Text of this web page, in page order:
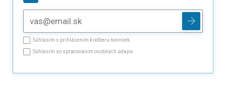
Súhlasím s prihlásením k odberu noviniek
Súhlasím so spracovaním osobných údajov